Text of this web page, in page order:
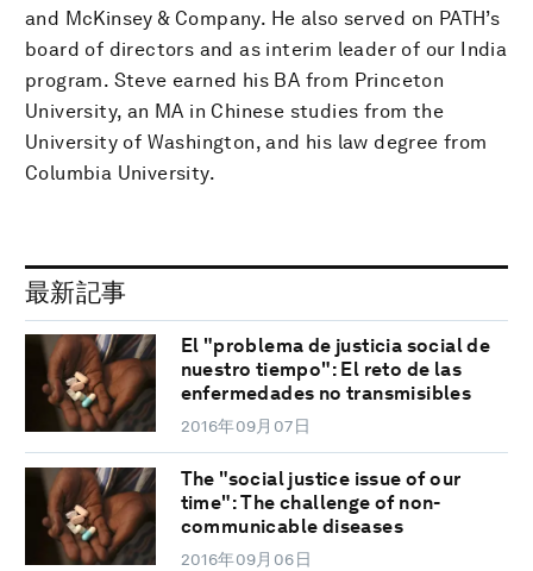
and McKinsey & Company. He also served on PATH’s
board of directors and as interim leader of our India
program. Steve earned his BA from Princeton
University, an MA in Chinese studies from the
University of Washington, and his law degree from
Columbia University.
最新記事
El "problema de justicia social de
nuestro tiempo": El reto de las
enfermedades no transmisibles
2016年09月07日
The "social justice issue of our
time": The challenge of non-
communicable diseases
2016年09月06日